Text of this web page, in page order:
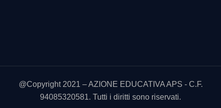
@Copyright 2021 – AZIONE EDUCATIVA APS - C.F.
94085320581. Tutti i diritti sono riservati.